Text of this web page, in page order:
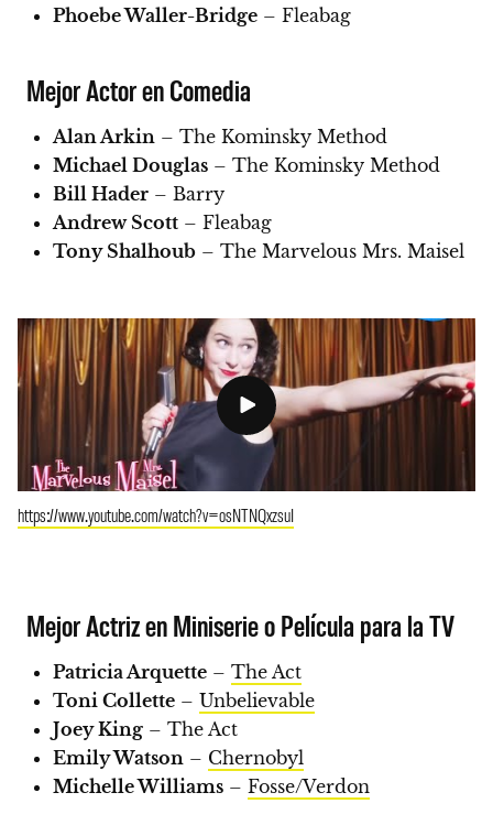
Phoebe Waller-Bridge – Fleabag
Mejor Actor en Comedia
Alan Arkin – The Kominsky Method
Michael Douglas – The Kominsky Method
Bill Hader – Barry
Andrew Scott – Fleabag
Tony Shalhoub – The Marvelous Mrs. Maisel
https://www.youtube.com/watch?v=osNTNQxzsuI
Mejor Actriz en Miniserie o Película para la TV
Patricia Arquette – The Act
Toni Collette – Unbelievable
Joey King – The Act
Emily Watson – Chernobyl
Michelle Williams – Fosse/Verdon